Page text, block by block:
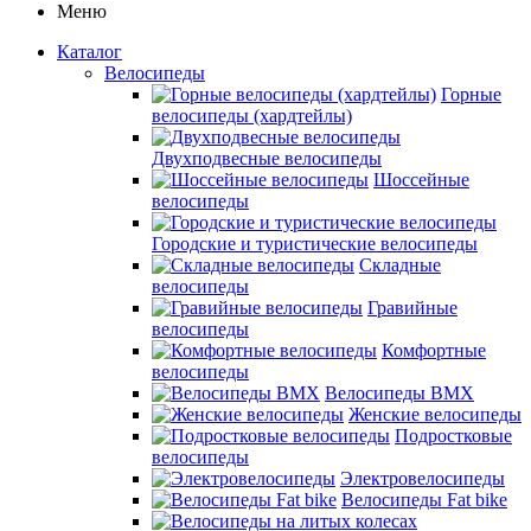
Меню
Каталог
Велосипеды
Горные
велосипеды (хардтейлы)
Двухподвесные велосипеды
Шоссейные
велосипеды
Городские и туристические велосипеды
Складные
велосипеды
Гравийные
велосипеды
Комфортные
велосипеды
Велосипеды BMX
Женские велосипеды
Подростковые
велосипеды
Электровелосипеды
Велосипеды Fat bike